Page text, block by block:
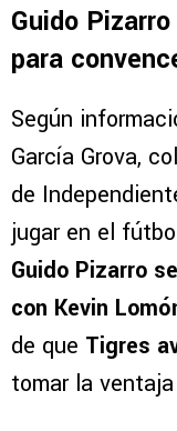
Guido
para
Según
García Grova,
de
jugar en el
Guido Pizarro
con Kevin
de que Tigres
tomar la